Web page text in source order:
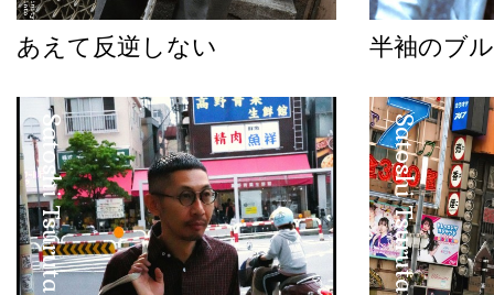
あえて反逆しない 半袖のブ
Satoshi Tsuruta Satoshi Tsuruta